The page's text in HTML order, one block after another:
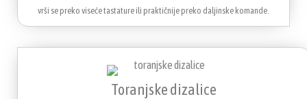
vrši se preko viseće tastature ili praktičnije preko daljinske komande.
Toranjske dizalice